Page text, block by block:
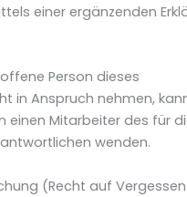
einer ergänzenden
Person dieses
in Anspruch nehmen,
einen Mitarbeiter des für
wenden.
(Recht auf